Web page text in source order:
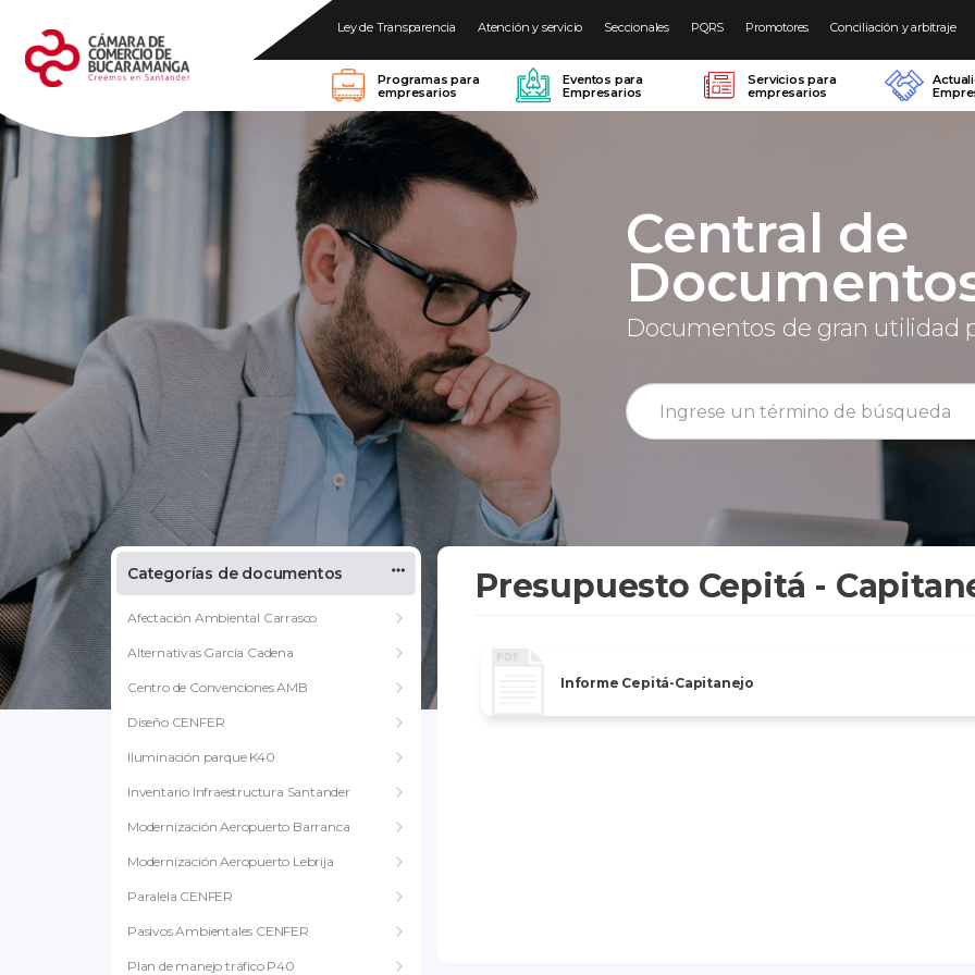
Ley de Transparencia Atención y servicio Seccionales PQRS Promotores Conciliación y arbitraje
Programas para
empresarios
Eventos para
Empresarios
Servicios para
empresarios
Central de
Documentos de gran utilidad
Categorías de documentos
Afectación Ambiental Carrasco
Alternativas García Cadena
Centro de Convenciones AMB
Diseño CENFER
Iluminación parque K40
Inventario Infraestructura Santander
Modernización Aeropuerto Barranca
Modernización Aeropuerto Lebrija
Paralela CENFER
Pasivos Ambientales CENFER
Plan de manejo tráfico P40
Presupuesto Cepitá -
Informe Cepitá-Capitanejo